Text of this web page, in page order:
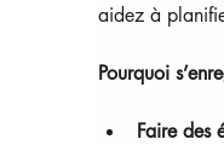
aidez à
Pourquoi
Faire des